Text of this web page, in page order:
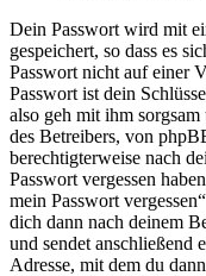
Dein Passwort wird mit
gespeichert, so dass es
Passwort nicht auf einer
Passwort ist dein
also geh mit ihm
des Betreibers, von
berechtigterweise nach
Passwort vergessen
mein Passwort
dich dann nach deinem
und sendet anschließend
Adresse, mit dem du